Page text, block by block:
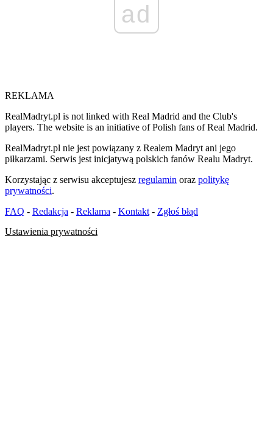
ad
REKLAMA
RealMadryt.pl is not linked with Real Madrid and the Club's
players. The website is an initiative of Polish fans of Real Madrid.
RealMadryt.pl nie jest powiązany z Realem Madryt ani jego
piłkarzami. Serwis jest inicjatywą polskich fanów Realu Madryt.
Korzystając z serwisu akceptujesz regulamin oraz politykę
prywatności.
FAQ - Redakcja - Reklama - Kontakt - Zgłoś błąd
Ustawienia prywatności